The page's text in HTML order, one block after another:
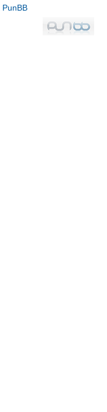
PunBB